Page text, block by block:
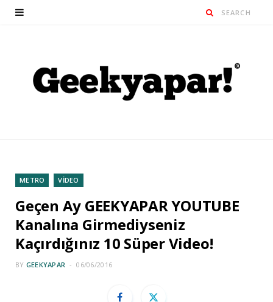
METRO VİDEO
Geçen Ay GEEKYAPAR YOUTUBE
Kanalına Girmediyseniz
Kaçırdığınız 10 Süper Video!
BY GEEKYAPAR 06/06/2016